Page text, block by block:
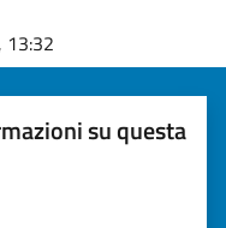
su questa
a 5 stelle)la chiarezza delle